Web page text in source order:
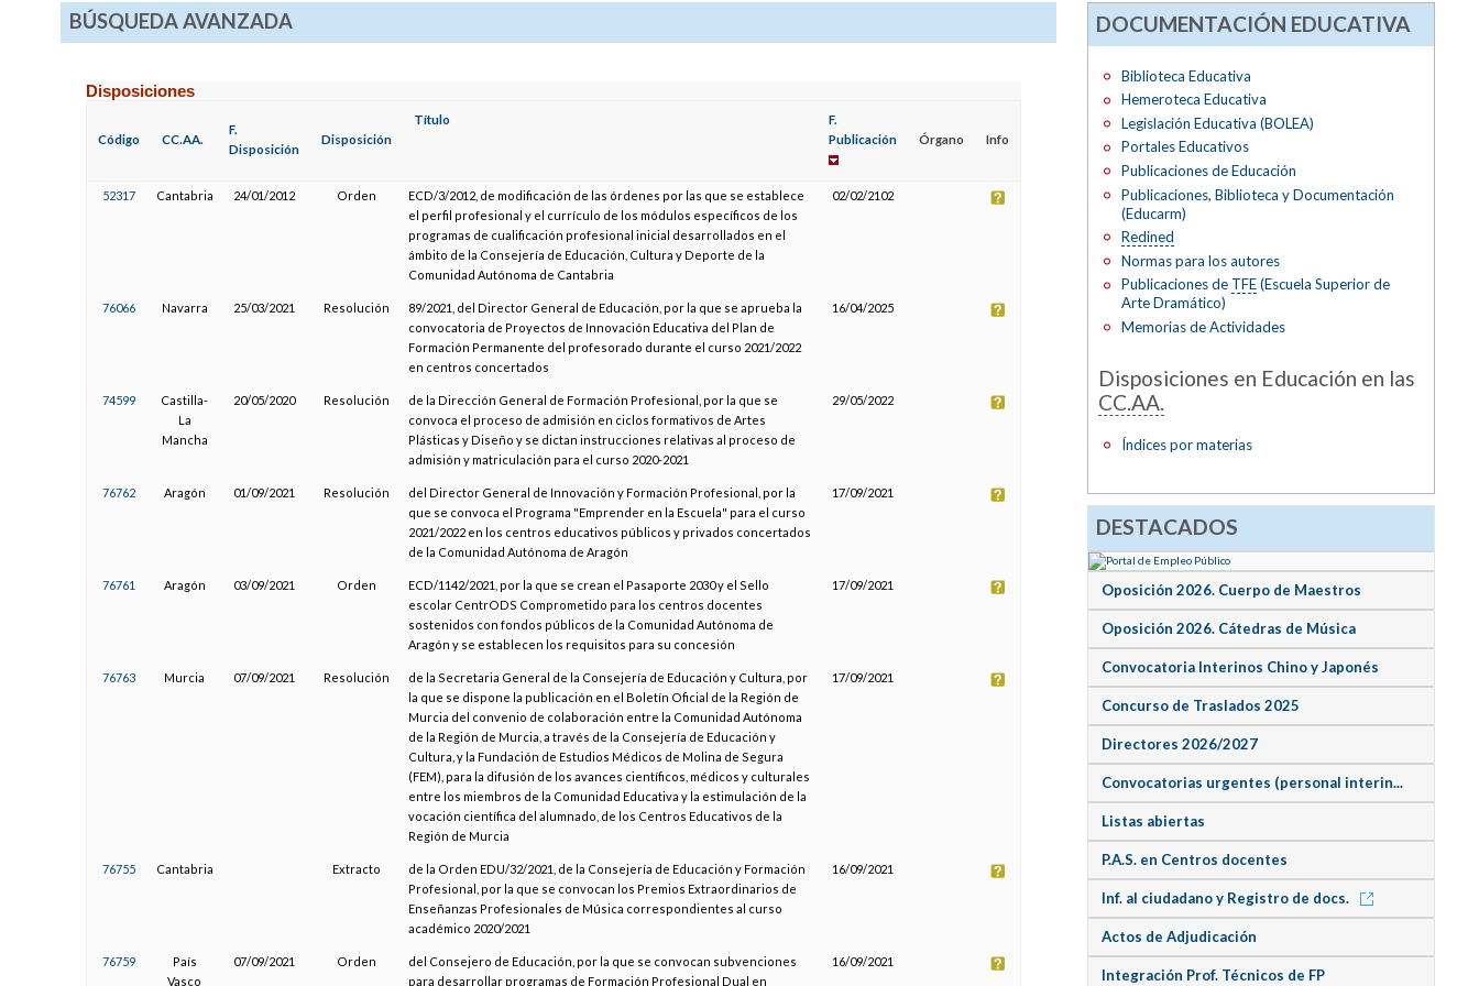
BÚSQUEDA AVANZADA
Disposiciones
Código CC.AA.
F.
Disposición
Disposición
Título
F.
Publicación
Órgano Info
52317 Cantabria 24/01/2012 Orden
ECD/3/2012, de modificación de las órdenes por las que se establece
el perfil profesional y el currículo de los módulos específicos de los
programas de cualificación profesional inicial desarrollados en el
ámbito de la Consejería de Educación, Cultura y Deporte de la
Comunidad Autónoma de Cantabria
02/02/2102
76066 Navarra 25/03/2021 Resolución
89/2021, del Director General de Educación, por la que se aprueba la
convocatoria de Proyectos de Innovación Educativa del Plan de
Formación Permanente del profesorado durante el curso 2021/2022
en centros concertados
16/04/2025
74599
Castilla-
La
Mancha
20/05/2020 Resolución
de la Dirección General de Formación Profesional, por la que se
convoca el proceso de admisión en ciclos formativos de Artes
Plásticas y Diseño y se dictan instrucciones relativas al proceso de
admisión y matriculación para el curso 2020-2021
29/05/2022
76762 Aragón 01/09/2021 Resolución
del Director General de Innovación y Formación Profesional, por la
que se convoca el Programa "Emprender en la Escuela" para el curso
2021/2022 en los centros educativos públicos y privados concertados
de la Comunidad Autónoma de Aragón
17/09/2021
76761 Aragón 03/09/2021 Orden
ECD/1142/2021, por la que se crean el Pasaporte 2030 y el Sello
escolar CentrODS Comprometido para los centros docentes
sostenidos con fondos públicos de la Comunidad Autónoma de
Aragón y se establecen los requisitos para su concesión
17/09/2021
76763 Murcia 07/09/2021 Resolución
de la Secretaria General de la Consejería de Educación y Cultura, por
la que se dispone la publicación en el Boletín Oficial de la Región de
Murcia del convenio de colaboración entre la Comunidad Autónoma
de la Región de Murcia, a través de la Consejería de Educación y
Cultura, y la Fundación de Estudios Médicos de Molina de Segura
(FEM), para la difusión de los avances científicos, médicos y culturales
entre los miembros de la Comunidad Educativa y la estimulación de la
vocación científica del alumnado, de los Centros Educativos de la
Región de Murcia
17/09/2021
76755 Cantabria Extracto
de la Orden EDU/32/2021, de la Consejería de Educación y Formación
Profesional, por la que se convocan los Premios Extraordinarios de
Enseñanzas Profesionales de Música correspondientes al curso
académico 2020/2021
16/09/2021
76759
País
Vasco
07/09/2021 Orden
del Consejero de Educación, por la que se convocan subvenciones
para desarrollar programas de Formación Profesional Dual en
16/09/2021
DOCUMENTACIÓN EDUCATIVA
Biblioteca Educativa
Hemeroteca Educativa
Legislación Educativa (BOLEA)
Portales Educativos
Publicaciones de Educación
Publicaciones, Biblioteca y Documentación
(Educarm)
Redined
Normas para los autores
Publicaciones de TFE(Escuela Superior de
Arte Dramático)
Memorias de Actividades
Disposiciones en Educación en las
CC.AA.
Índices por materias
DESTACADOS
Oposición 2026. Cuerpo de Maestros
Oposición 2026. Cátedras de Música
Convocatoria Interinos Chino y Japonés
Concurso de Traslados 2025
Directores 2026/2027
Convocatorias urgentes (personal interin...
Listas abiertas
P.A.S. en Centros docentes
Inf. al ciudadano y Registro de docs.
Actos de Adjudicación
Integración Prof. Técnicos de FP